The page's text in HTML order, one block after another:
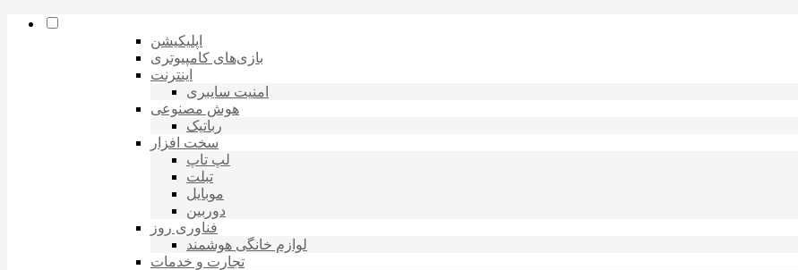
اپلیکیشن
بازی‌های کامپیوتری
اینترنت
امنیت سایبری
هوش مصنوعی
رباتیک
سخت افزار
لپ تاپ
تبلت
موبایل
دوربین
فناوری روز
لوازم خانگی هوشمند
تجارت و خدمات